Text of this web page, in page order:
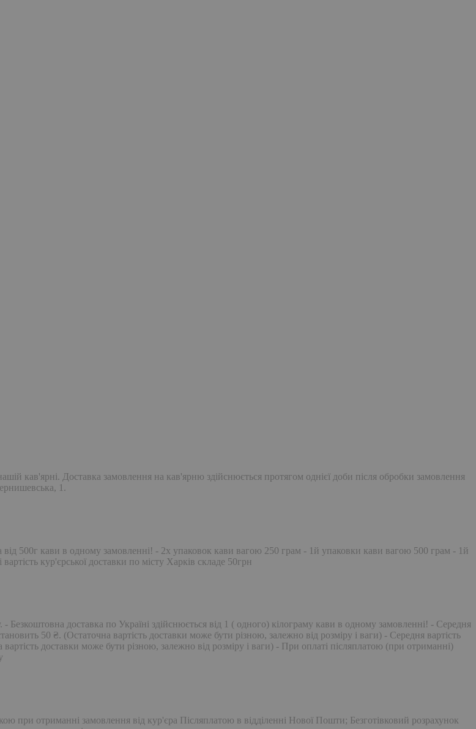
кав'ярні. Доставка замовлення на кав'ярню здійснюється протягом однієї доби після обробки замовлення
1.
від 500г кави в одному замовленні! - 2х упаковок кави вагою 250 грам - 1й упаковки кави вагою 500 грам - 1й
кур'єрської доставки по місту Харків складе 50грн
доставка по Україні здійснюється від 1 ( одного) кілограму кави в одному замовленні! - Середня
50 ₴. (Остаточна вартість доставки може бути різною, залежно від розміру і ваги) - Середня вартість
доставки може бути різною, залежно від розміру і ваги) - При оплаті післяплатою (при отриманні)
при отриманні замовлення від кур'єра Післяплатою в відділенні Нової Пошти; Безготівковий розрахунок